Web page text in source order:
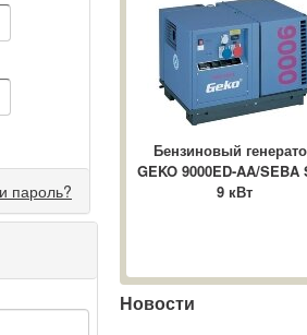
пароль?
Бензиновый
GEKO 9000ED-AA/SEBA
9 кВт
Новости